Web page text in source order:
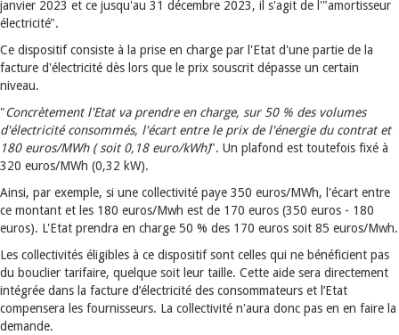
janvier 2023 et ce jusqu'au 31 décembre 2023, il s'agit de l'"amortisseur
électricité".
Ce dispositif consiste à la prise en charge par l'Etat d'une partie de la
facture d'électricité dès lors que le prix souscrit dépasse un certain
niveau.
"Concrètement l'Etat va prendre en charge, sur 50 % des volumes
d'électricité consommés, l'écart entre le prix de l'énergie du contrat et
180 euros/MWh ( soit 0,18 euro/kWh)". Un plafond est toutefois fixé à
320 euros/MWh (0,32 kW).
Ainsi, par exemple, si une collectivité paye 350 euros/MWh, l'écart entre
ce montant et les 180 euros/Mwh est de 170 euros (350 euros - 180
euros). L'Etat prendra en charge 50 % des 170 euros soit 85 euros/Mwh.
Les collectivités éligibles à ce dispositif sont celles qui ne bénéficient pas
du bouclier tarifaire, quelque soit leur taille. Cette aide sera directement
intégrée dans la facture d’électricité des consommateurs et l’Etat
compensera les fournisseurs. La collectivité n'aura donc pas en en faire la
demande.